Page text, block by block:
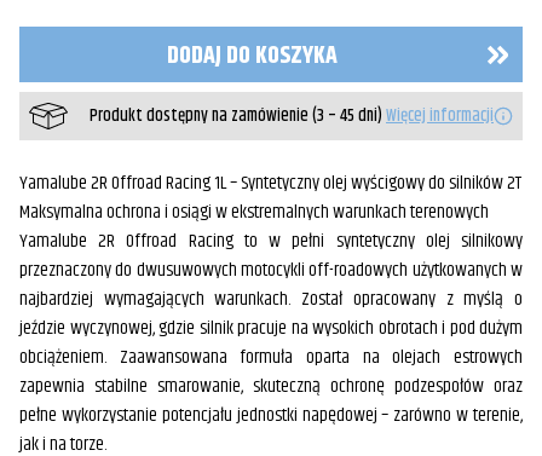
paliwa
RS2
2T
off-
road
DODAJ DO KOSZYKA
Produkt dostępny na zamówienie (3 – 45 dni)Więcej informacji
Yamalube 2R Offroad Racing 1L – Syntetyczny olej wyścigowy do silników 2T
Maksymalna ochrona i osiągi w ekstremalnych warunkach terenowych
Yamalube 2R Offroad Racing to w pełni syntetyczny olej silnikowy
przeznaczony do dwusuwowych motocykli off-roadowych użytkowanych w
najbardziej wymagających warunkach. Został opracowany z myślą o
jeździe wyczynowej, gdzie silnik pracuje na wysokich obrotach i pod dużym
obciążeniem. Zaawansowana formuła oparta na olejach estrowych
zapewnia stabilne smarowanie, skuteczną ochronę podzespołów oraz
pełne wykorzystanie potencjału jednostki napędowej – zarówno w terenie,
jak i na torze.